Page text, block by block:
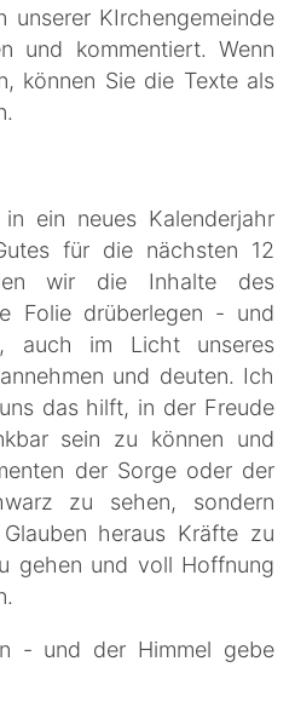
unserer KIrchengemeinde
und kommentiert. Wenn
können Sie die Texte als
ein neues Kalenderjahr
für die nächsten 12
wir die Inhalte des
Folie drüberlegen - und
auch im Licht unseres
und deuten. Ich
das hilft, in der Freude
sein zu können und
der Sorge oder der
zu sehen, sondern
heraus Kräfte zu
gehen und voll Hoffnung
- und der Himmel gebe